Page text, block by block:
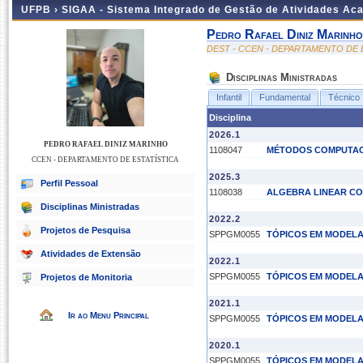
UFPB › SIGAA - Sistema Integrado de Gestão de Atividades
PEDRO RAFAEL DINIZ MARINHO
CCEN - DEPARTAMENTO DE ESTATÍSTICA
Perfil Pessoal
Disciplinas Ministradas
Projetos de Pesquisa
Atividades de Extensão
Projetos de Monitoria
Ir ao Menu Principal
Pedro Rafael Diniz Marinho
DEST - CCEN - DEPARTAMENTO DE
Disciplinas Ministradas
Infantil Fundamental Técnico
Disciplina
2026.1
1108047
MÉTODOS
2025.3
1108038
ALGEBRA LINEAR
2022.2
SPPGM0055
TÓPICOS EM
2022.1
SPPGM0055
TÓPICOS EM
2021.1
SPPGM0055
TÓPICOS EM
2020.1
SPPGM0055
TÓPICOS EM